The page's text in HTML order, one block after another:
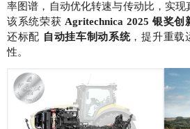
率图谱，自动优化转速与传动比，实现
该系统荣获 Agritechnica 2025 银奖创
还标配 自动挂车制动系统，提升重载
性。